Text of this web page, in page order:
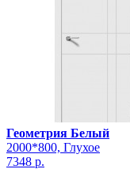
Геометрия Белый
2000*800, Глухое
7348 р.